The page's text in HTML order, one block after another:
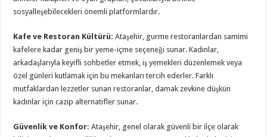
sosyalleşebilecekleri önemli platformlardır.
Kafe ve Restoran Kültürü: Ataşehir, gurme restoranlardan samimi
kafelere kadar geniş bir yeme-içme seçeneği sunar. Kadınlar,
arkadaşlarıyla keyifli sohbetler etmek, iş yemekleri düzenlemek veya
özel günleri kutlamak için bu mekanları tercih ederler. Farklı
mutfaklardan lezzetler sunan restoranlar, damak zevkine düşkün
kadınlar için cazip alternatifler sunar.
Güvenlik ve Konfor: Ataşehir, genel olarak güvenli bir ilçe olarak